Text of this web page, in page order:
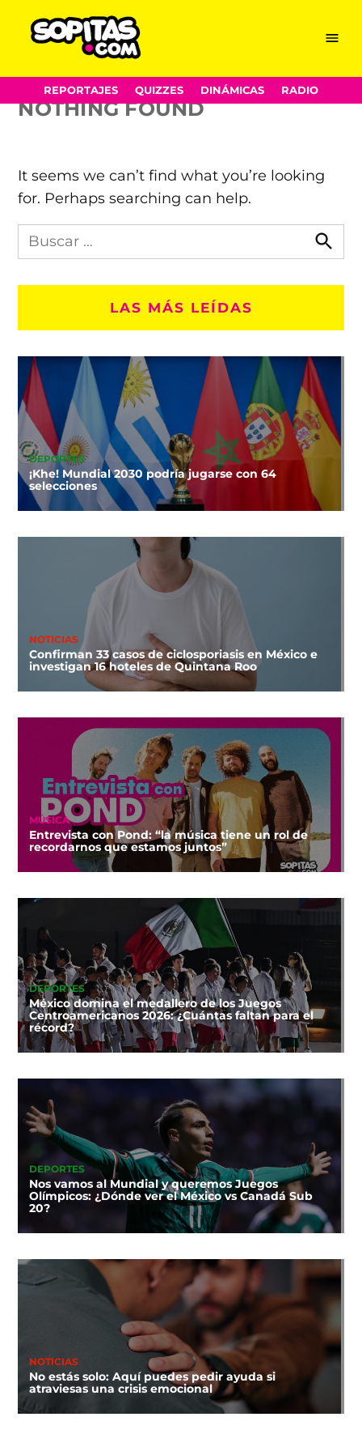
content
Menu
REPORTAJES QUIZZES DINÁMICAS RADIO
Mundial Brasil
NOTHING FOUND
It seems we can’t find what you’re looking
for. Perhaps searching can help.
Busca
en
LAS MÁS LEÍDAS
DEPORTES
¡Khe! Mundial 2030 podría jugarse con 64
selecciones
NOTICIAS
Confirman 33 casos de ciclosporiasis en México e
investigan 16 hoteles de Quintana Roo
MÚSICA
Entrevista con Pond: “la música tiene un rol de
recordarnos que estamos juntos”
DEPORTES
México domina el medallero de los Juegos
Centroamericanos 2026: ¿Cuántas faltan para el
récord?
DEPORTES
Nos vamos al Mundial y queremos Juegos
Olímpicos: ¿Dónde ver el México vs Canadá Sub
20?
NOTICIAS
No estás solo: Aquí puedes pedir ayuda si
atraviesas una crisis emocional